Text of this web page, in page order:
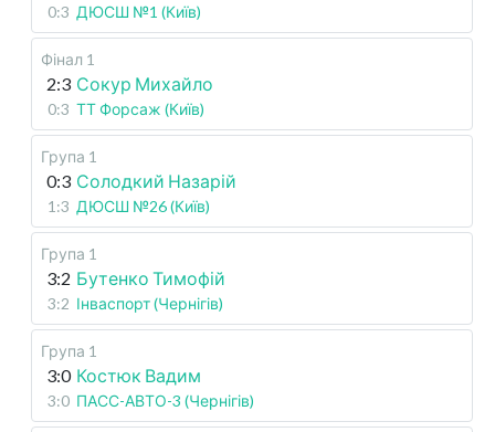
0:3 ДЮСШ №1 (Київ)
Фінал 1
2:3 Сокур Михайло
0:3 ТТ Форсаж (Київ)
Група 1
0:3 Солодкий Назарій
1:3 ДЮСШ №26 (Київ)
Група 1
3:2 Бутенко Тимофій
3:2 Інваспорт (Чернігів)
Група 1
3:0 Костюк Вадим
3:0 ПАСС-АВТО-3 (Чернігів)